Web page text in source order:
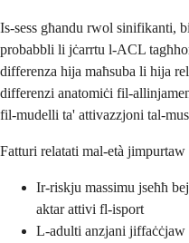
Is-sess għandu rwol sinifikanti,
probabbli li jċarrtu l-ACL
differenza hija maħsuba li hija
differenzi anatomiċi fil-
fil-mudelli ta' attivazzjoni tal-
Fatturi relatati mal-età
Ir-riskju massimu jseħħ
aktar attivi fl-isport
L-adulti anzjani jiffaċċjaw